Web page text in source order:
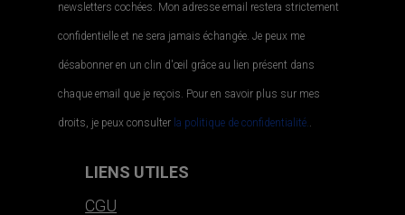
newsletters cochées. Mon adresse email restera strictement
confidentielle et ne sera jamais échangée. Je peux me
désabonner en un clin d'œil grâce au lien présent dans
chaque email que je reçois. Pour en savoir plus sur mes
droits, je peux consulter la politique de confidentialité..
LIENS UTILES
CGU